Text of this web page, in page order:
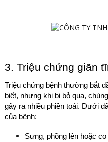
3. Triệu chứng giãn
Triệu chứng bệnh thường bắt
biết, nhưng khi bị bỏ qua,
gây ra nhiều phiền toái. Dưới
của bệnh:
Sưng, phồng lên hoặc co